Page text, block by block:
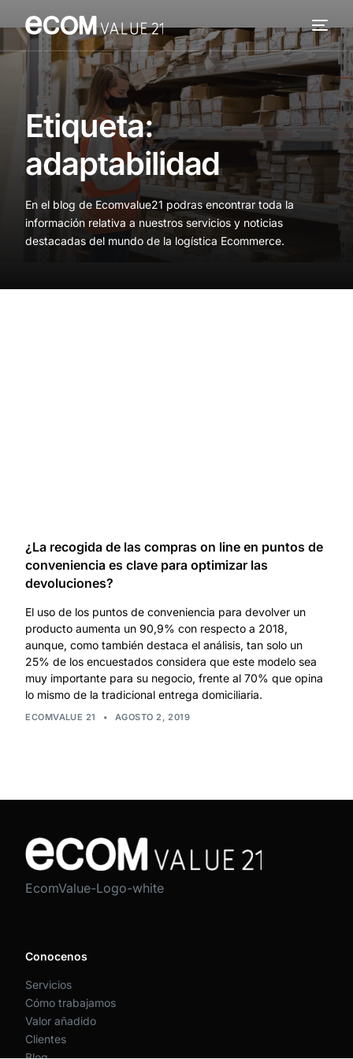
Etiqueta:
adaptabilidad
En el blog de Ecomvalue21 podras encontrar toda la
información relativa a nuestros servicios y noticias
destacadas del mundo de la logística Ecommerce.
¿La recogida de las compras on line en puntos de
conveniencia es clave para optimizar las
devoluciones?
El uso de los puntos de conveniencia para devolver un
producto aumenta un 90,9% con respecto a 2018,
aunque, como también destaca el análisis, tan solo un
25% de los encuestados considera que este modelo sea
muy importante para su negocio, frente al 70% que opina
lo mismo de la tradicional entrega domiciliaria.
ECOMVALUE 21 • AGOSTO 2, 2019
EcomValue-Logo-white
Conocenos
Servicios
Cómo trabajamos
Valor añadido
Clientes
Servicios
Cómo trabajamos
Valor añadido
Clientes
Blog